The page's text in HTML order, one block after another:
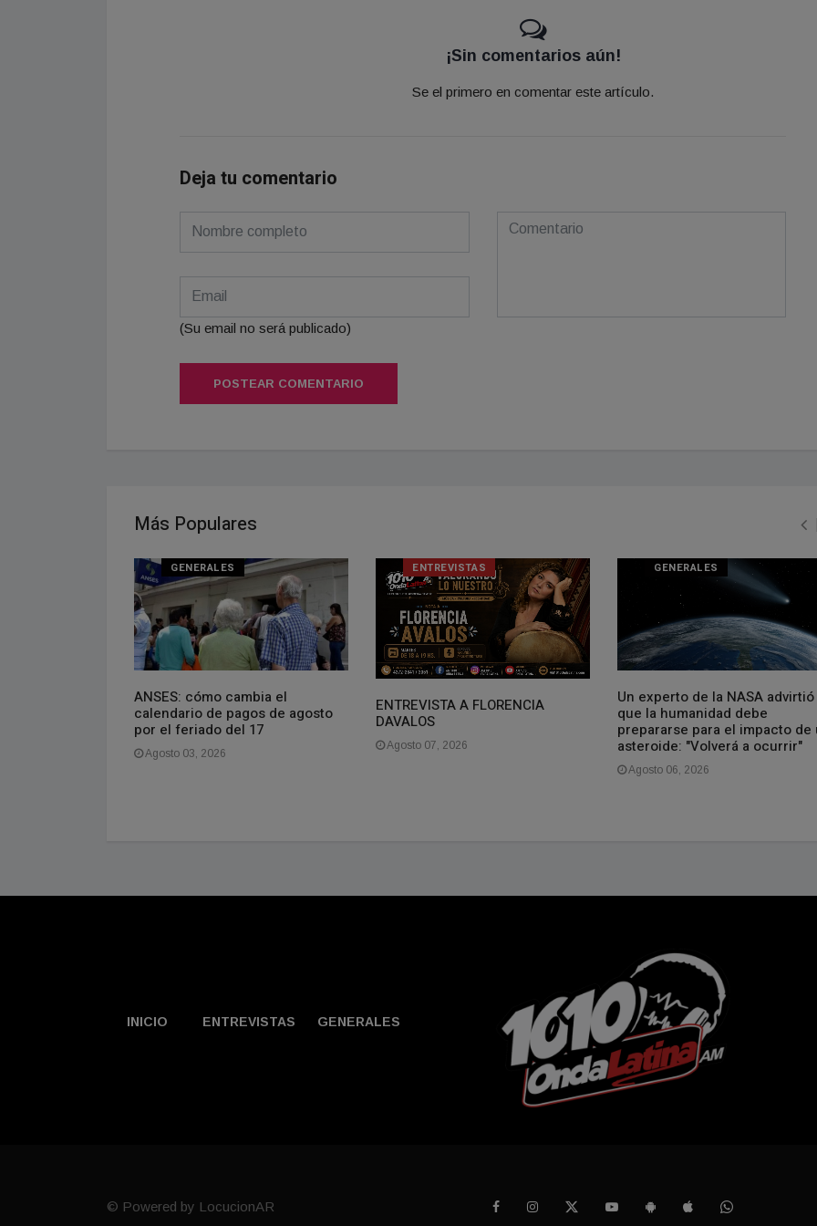
¡Sin comentarios aún!
Se el primero en comentar este artículo.
Deja tu comentario
(Su email no será publicado)
POSTEAR COMENTARIO
Más Populares
GENERALES
ANSES: cómo cambia el
calendario de pagos de agosto
por el feriado del 17
Agosto 03, 2026
ENTREVISTAS
ENTREVISTA A FLORENCIA
DAVALOS
Agosto 07, 2026
GENERALES
Un experto de la NASA advirtió
que la humanidad debe
prepararse para el impacto de
asteroide: "Volverá a ocurrir"
Agosto 06, 2026
INICIO ENTREVISTAS GENERALES
© Powered by LocucionAR